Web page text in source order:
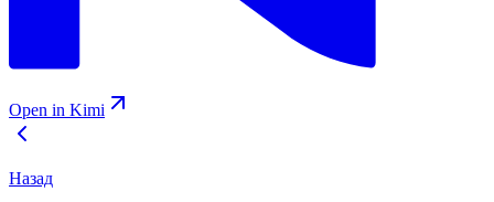
Open in Kimi
Назад